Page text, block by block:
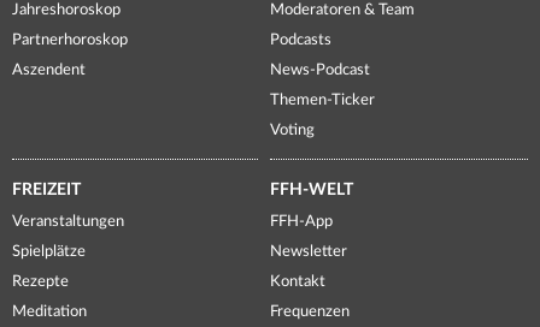
Jahreshoroskop
Partnerhoroskop
Aszendent
Moderatoren & Team
Podcasts
News-Podcast
Themen-Ticker
Voting
FREIZEIT
Veranstaltungen
Spielplätze
Rezepte
Meditation
FFH-WELT
FFH-App
Newsletter
Kontakt
Frequenzen